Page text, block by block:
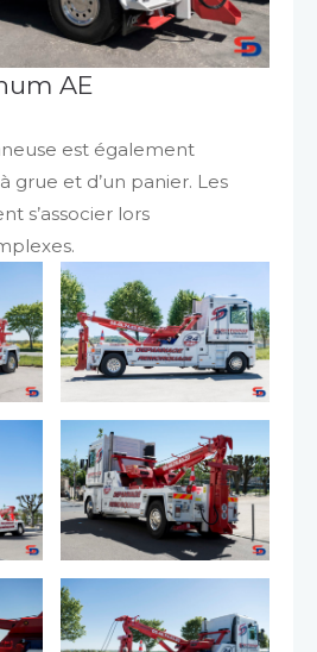
AE
est également
grue et d’un panier. Les
s’associer lors